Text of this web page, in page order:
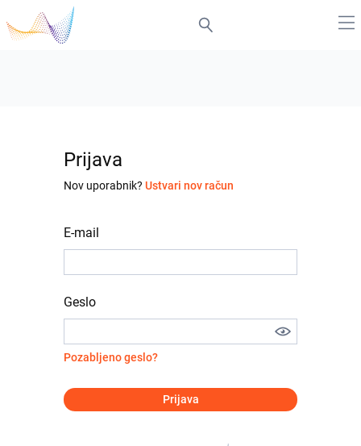
Prijava
Nov uporabnik? Ustvari nov račun
E-mail
Geslo
Pozabljeno geslo?
Prijava